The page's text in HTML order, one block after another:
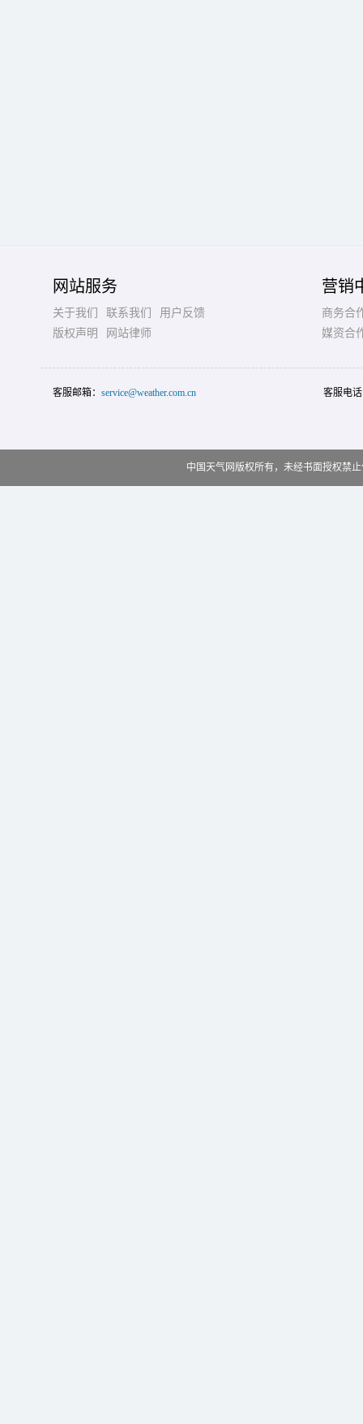
网站服务
关于我们 联系我们
用户反馈
版权声明
网站律师
营销
商务合
媒资合
客服邮箱： service@weather.com.cn 客服电
中国天气网版权所有，未经书面授权